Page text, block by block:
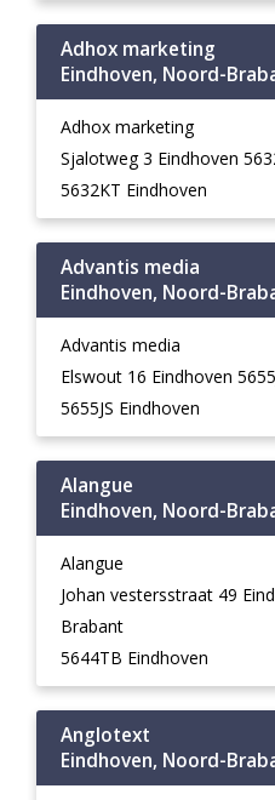
Adhox marketing
Eindhoven, Noord-
Adhox marketing
Sjalotweg 3 Eindhoven
5632KT Eindhoven
Advantis media
Eindhoven, Noord-
Advantis media
Elswout 16 Eindhoven
5655JS Eindhoven
Alangue
Eindhoven, Noord-
Alangue
Johan vestersstraat 49
Brabant
5644TB Eindhoven
Anglotext
Eindhoven, Noord-